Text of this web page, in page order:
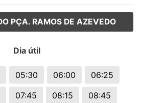
PÇA. RAMOS DE AZEVEDO
Dia útil
05:30 06:00
06:25
07:45 08:15
08:45